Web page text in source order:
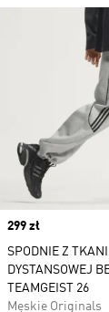
Price
299 zł
SPODNIE Z
DYSTANSOWEJ
TEAMGEIST 26
Męskie Originals